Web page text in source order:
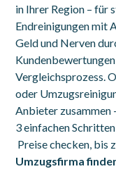
in Ihrer Region – für
Endreinigungen mit
Geld und Nerven
Vergleichsprozess.
oder
Anbieter zusammen
3 einfachen
Preise checken, bis
Umzugsfirma